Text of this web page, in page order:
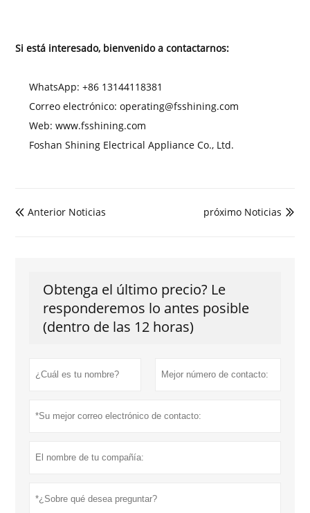
Si está interesado, bienvenido a contactarnos:
WhatsApp: +86 13144118381
Correo electrónico: operating@fsshining.com
Web:www.fsshining.com
Foshan Shining Electrical Appliance Co., Ltd.
 Anterior Noticias 
próximo Noticias
Obtenga el último precio? Le
responderemos lo antes posible
(dentro de las 12 horas)